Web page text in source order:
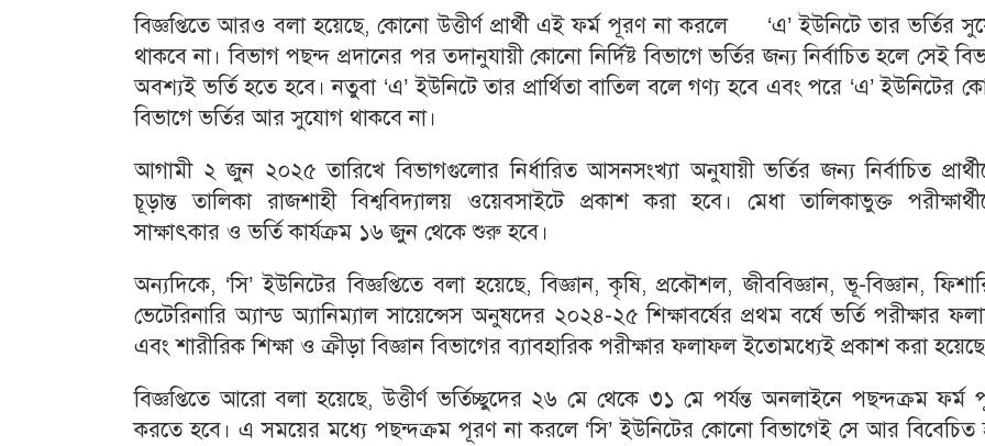
বিজ্ঞপ্তিতে আরও বলা হয়েছে, কোনো উত্তীর্ণ প্রার্থী এই ফর্ম পূরণ না করলে ‘এ’ ইউনিটে তার ভর্তির
থাকবে না। বিভাগ পছন্দ প্রদানের পর তদানুযায়ী কোনো নির্দিষ্ট বিভাগে ভর্তির জন্য নির্বাচিত হলে সেই
অবশ্যই ভর্তি হতে হবে। নতুবা ‘এ’ ইউনিটে তার প্রার্থিতা বাতিল বলে গণ্য হবে এবং পরে ‘এ’ ইউনিটের
বিভাগে ভর্তির আর সুযোগ থাকবে না।
আগামী ২ জুন ২০২৫ তারিখে বিভাগগুলোর নির্ধারিত আসনসংখ্যা অনুযায়ী ভর্তির জন্য নির্বাচিত
চূড়ান্ত তালিকা রাজশাহী বিশ্ববিদ্যালয় ওয়েবসাইটে প্রকাশ করা হবে। মেধা তালিকাভুক্ত
সাক্ষাৎকার ও ভর্তি কার্যক্রম ১৬ জুন থেকে শুরু হবে।
অন্যদিকে, ‘সি’ ইউনিটের বিজ্ঞপ্তিতে বলা হয়েছে, বিজ্ঞান, কৃষি, প্রকৌশল, জীববিজ্ঞান, ভূ-বিজ্ঞান,
ভেটেরিনারি অ্যান্ড অ্যানিম্যাল সায়েন্সেস অনুষদের ২০২৪-২৫ শিক্ষাবর্ষের প্রথম বর্ষে ভর্তি পরীক্ষার
এবং শারীরিক শিক্ষা ও ক্রীড়া বিজ্ঞান বিভাগের ব্যাবহারিক পরীক্ষার ফলাফল ইতোমধ্যেই প্রকাশ করা
বিজ্ঞপ্তিতে আরো বলা হয়েছে, উত্তীর্ণ ভর্তিচ্ছুদের ২৬ মে থেকে ৩১ মে পর্যন্ত অনলাইনে পছন্দক্রম ফর্ম
করতে হবে। এ সময়ের মধ্যে পছন্দক্রম পূরণ না করলে ‘সি’ ইউনিটের কোনো বিভাগেই সে আর বিবেচিত